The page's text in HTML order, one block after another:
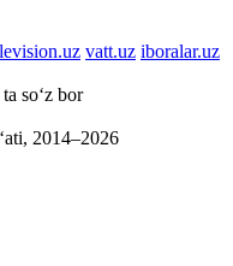
vatt.uz iboralar.uz
ta so‘z bor
2014–2026